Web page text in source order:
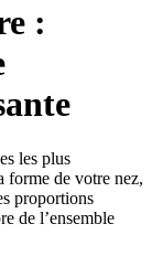
:
les plus
forme de votre nez,
proportions
de l’ensemble